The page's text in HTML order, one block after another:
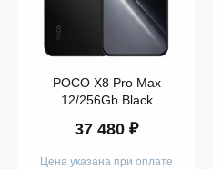
POCO X8 Pro Max
12/256Gb Black
37 480 ₽
Цена указана при оплате